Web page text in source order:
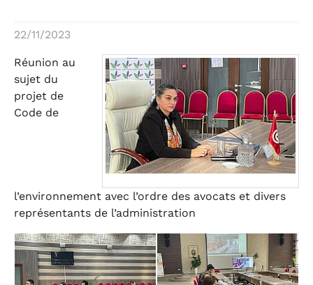
22/11/2023
Réunion au
sujet du
projet de
Code de
l’environnement avec l’ordre des avocats et divers
représentants de l’administration